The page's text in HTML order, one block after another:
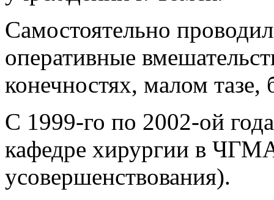
Самостоятельно
оперативные
конечностях, малом
С 1999-го по 2002-ой
кафедре хирургии в
усовершенствования).